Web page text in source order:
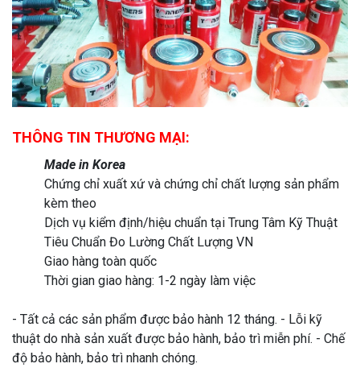
THÔNG TIN THƯƠNG MẠI:
Made in Korea
Chứng chỉ xuất xứ và chứng chỉ chất lượng sản phẩm
kèm theo
Dịch vụ kiểm định/hiệu chuẩn tại Trung Tâm Kỹ Thuật
Tiêu Chuẩn Đo Lường Chất Lượng VN
Giao hàng toàn quốc
Thời gian giao hàng: 1-2 ngày làm việc
- Tất cả các sản phẩm được bảo hành 12 tháng. - Lỗi kỹ
thuật do nhà sản xuất được bảo hành, bảo trì miễn phí. - Chế
độ bảo hành, bảo trì nhanh chóng.